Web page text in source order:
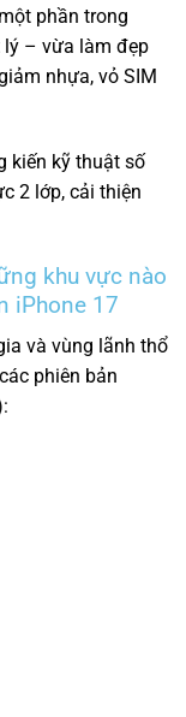
phần trong
lý – vừa làm đẹp
nhựa, vỏ SIM
kiến kỹ thuật số
2 lớp, cải thiện
khu vực nào
iPhone 17
và vùng lãnh thổ
phiên bản